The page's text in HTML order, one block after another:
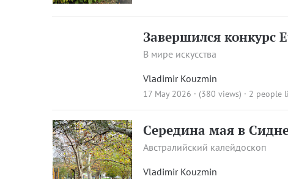
Завершился конкурс
В мире искусства
Vladimir Kouzmin
17 May 2026 · (380 views) · 2 people
Середина мая в
Австралийский калейдоскоп
Vladimir Kouzmin